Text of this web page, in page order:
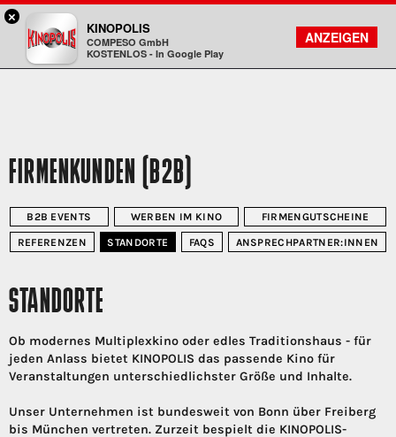
Kinopolis
FILMSUCHE
KONTO
FIRMENKUNDEN (B2B)
B2B EVENTS WERBEN IM KINO FIRMENGUTSCHEINE
REFERENZEN STANDORTE FAQS ANSPRECHPARTNER:INNEN
STANDORTE
Ob modernes Multiplexkino oder edles Traditionshaus - für
jeden Anlass bietet KINOPOLIS das passende Kino für
Veranstaltungen unterschiedlichster Größe und Inhalte.
Unser Unternehmen ist bundesweit von Bonn über Freiberg
bis München vertreten. Zurzeit bespielt die KINOPOLIS-
×
KINOPOLIS
COMPESO GmbH
KOSTENLOS - In Google Play
ANZEIGEN